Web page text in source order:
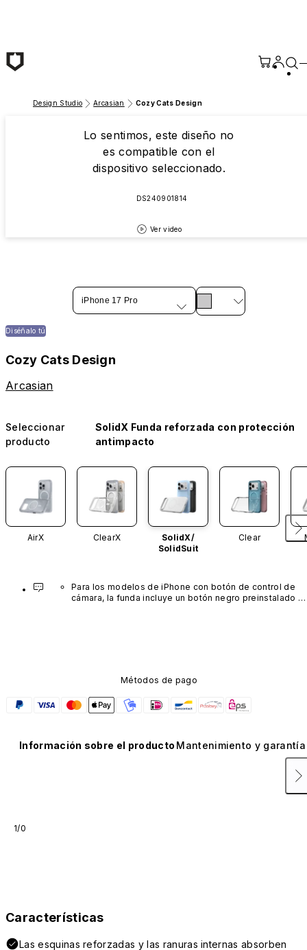
Design Studio Arcasian Cozy Cats Design
Lo sentimos, este diseño no
es compatible con el
dispositivo seleccionado.
DS240901814
Ver video
iPhone 17 Pro
Diséñalo tú
Cozy Cats Design
Arcasian
Seleccionar
producto
SolidX Funda reforzada con protección
antimpacto
AirX ClearX
SolidX/
SolidSuit
Clear
Para los modelos de iPhone con botón de control de
cámara, la funda incluye un botón negro preinstalado
Métodos de pago
Información sobre el producto Mantenimiento y garantía
1/0
Características
Las esquinas reforzadas y las ranuras internas absorben